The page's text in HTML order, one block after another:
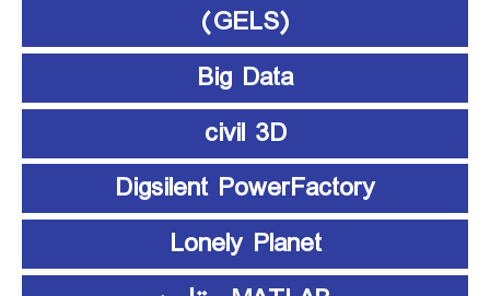
(GELS)
Big Data
civil 3D
Digsilent PowerFactory
Lonely Planet